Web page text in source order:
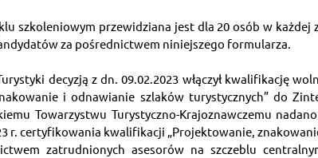
szkoleniowym przewidziana jest dla 20 osób w
za pośrednictwem niniejszego formularza.
decyzją z dn. 09.02.2023 włączył kwalifikację
i odnawianie szlaków turystycznych” do
Towarzystwu Turystyczno-Krajoznawczemu
r. certyfikowania kwalifikacji „Projektowanie,
zatrudnionych asesorów na szczeblu